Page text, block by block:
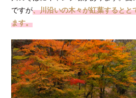
ですが、川沿いの木々が紅葉するとと
ます。